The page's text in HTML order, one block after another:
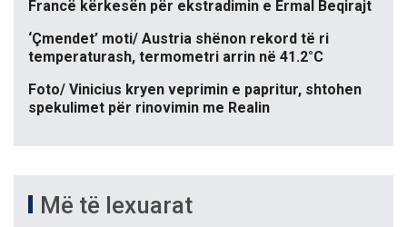
Francë kërkesën për ekstradimin e Ermal Beqirajt
‘Çmendet’ moti/ Austria shënon rekord të ri
temperaturash, termometri arrin në 41.2°C
Foto/ Vinicius kryen veprimin e papritur, shtohen
spekulimet për rinovimin me Realin
Më të lexuarat